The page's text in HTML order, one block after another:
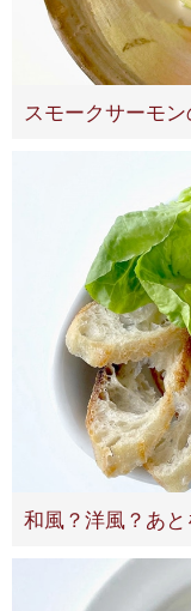
スモークサーモ
和風？洋風？あ